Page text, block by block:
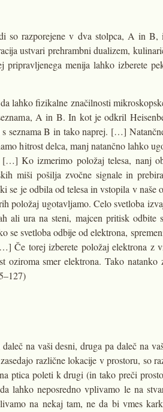
so razporejene v dva stolpca, A in
ustvari prehrambni dualizem,
menija lahko izberete
lahko fizikalne značilnosti
A in B. In kot je odkril
seznama B in tako naprej. […]
hitrost delca, manj natančno lahko
Ko izmerimo položaj telesa, nanj
miši pošilja zvočne signale in
se je odbila od telesa in vstopila v
položaj ugotavljamo. Celo svetloba
ura na steni, majcen pritisk odbite
svetloba odbije od elektrona,
Če torej izberete položaj elektrona z
oziroma smer elektrona. Tako
na vaši desni, druga pa daleč na
različne lokacije v prostoru, so
ptica poleti k drugi (in tako preči
lahko neposredno vplivamo le na
na nekaj tam, ne da bi vmes